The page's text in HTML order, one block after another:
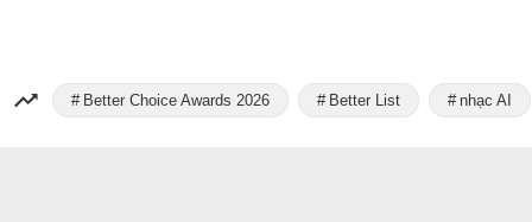
Better Choice Awards 2026 Better List nhạc AI